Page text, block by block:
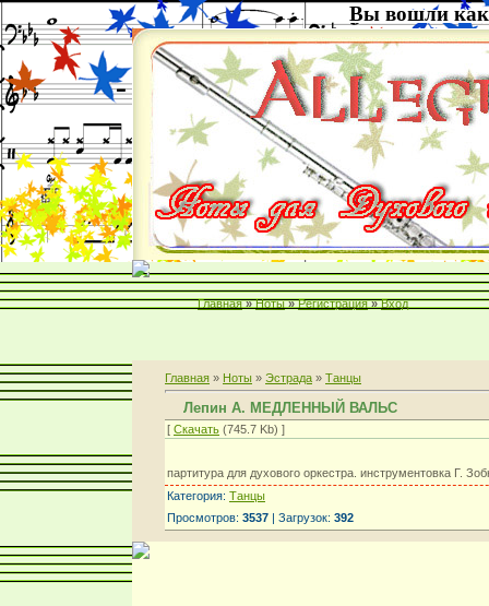
Вы вошли как
Главная » Ноты » Регистрация » Вход
Главная » Ноты » Эстрада » Танцы
Лепин А. МЕДЛЕННЫЙ ВАЛЬС
[ Скачать (745.7 Kb) ]
партитура для духового оркестра. инструментовка Г.
Категория: Танцы
Просмотров: 3537 | Загрузок: 392